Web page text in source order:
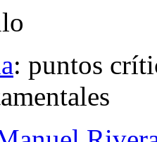
: puntos